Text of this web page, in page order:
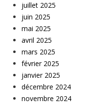
juillet 2025
juin 2025
mai 2025
avril 2025
mars 2025
février 2025
janvier 2025
décembre 2024
novembre 2024